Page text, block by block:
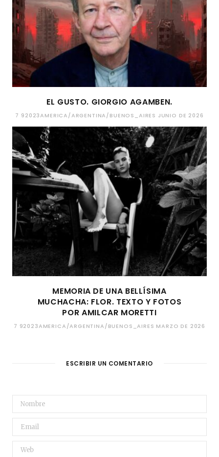
EL GUSTO. GIORGIO AGAMBEN.
7 92023AMERICA/ARGENTINA/BUENOS_AIRES JUNIO DE 2026
MEMORIA DE UNA BELLÍSIMA
MUCHACHA: FLOR. TEXTO Y FOTOS
POR AMILCAR MORETTI
7 92023AMERICA/ARGENTINA/BUENOS_AIRES MARZO DE 2026
ESCRIBIR UN COMENTARIO